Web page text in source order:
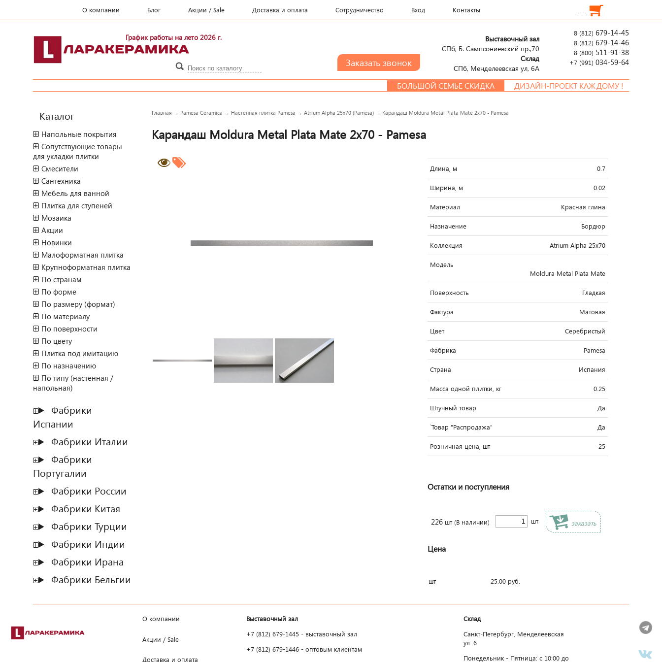
О компании Блог Акции / Sale Доставка и оплата Сотрудничество Вход Контакты . . .
График работы на лето 2026 г. 8 (812) 679-14-45
8 (812) 679-14-46
8 (800) 511-91-38
+7 (991) 034-59-64
Выставочный зал
СПб, Б. Сампсониевский пр.,70
Склад
СПб, Менделеевcкая ул, 6А
БОЛЬШОЙ СЕМЬЕ СКИДКА ДИЗАЙН-ПРОЕКТ КАЖДОМУ !
Каталог
Напольные покрытия
Сопутствующие товары
для укладки плитки
Смесители
Сантехника
Мебель для ванной
Плитка для ступеней
Мозаика
Акции
Новинки
Малоформатная плитка
Крупноформатная плитка
По странам
По форме
По размеру (формат)
По материалу
По поверхности
По цвету
Плитка под имитацию
По назначению
По типу (настенная /
напольная)
Фабрики
Испании
Фабрики Италии
Фабрики
Португалии
Фабрики России
Фабрики Китая
Фабрики Турции
Фабрики Индии
Фабрики Ирана
Фабрики Бельгии
Главная → Pamesa Ceramica → Настенная плитка Pamesa →Atrium Alpha 25x70 (Pamesa) → Карандаш Moldura Metal Plata Mate 2x70 - Pamesa
Карандаш Moldura Metal Plata Mate 2x70 - Pamesa
Длина, м 0.7
Ширина, м 0.02
Материал Красная глина
Назначение Бордюр
Коллекция Atrium Alpha 25x70
Модель
Moldura Metal Plata Mate
Поверхность Гладкая
Фактура Матовая
Цвет Серебристый
Фабрика Pamesa
Страна Испания
Масса одной плитки, кг 0.25
Штучный товар Да
`Товар "Распродажа" Да
Розничная цена, шт 25
Остатки и поступления
226шт(В наличии) шт заказать
Цена
шт 25.00руб.
О компании
Акции / Sale
Доставка и оплата
Выставочный зал
+7 (812) 679-1445 - выставочный зал
+7 (812) 679-1446 - оптовым клиентам
Склад
Санкт-Петербург, Менделеевская
ул. 6
Понедельник - Пятница: c 10:00 до